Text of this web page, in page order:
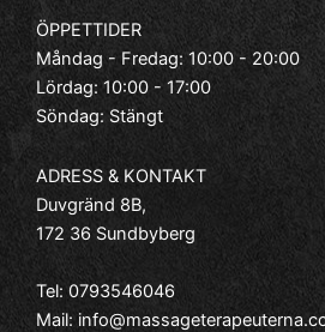
ÖPPETTIDER
Måndag - Fredag: 10:00 - 20:00
Lördag: 10:00 - 17:00
Söndag: Stängt
ADRESS & KONTAKT
Duvgränd 8B,
172 36 Sundbyberg
Tel:0793546046
Mail: